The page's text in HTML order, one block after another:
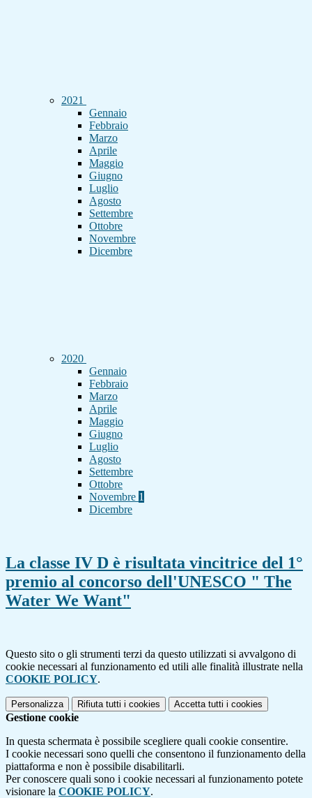
2021
Gennaio
Febbraio
Marzo
Aprile
Maggio
Giugno
Luglio
Agosto
Settembre
Ottobre
Novembre
Dicembre
2020
Gennaio
Febbraio
Marzo
Aprile
Maggio
Giugno
Luglio
Agosto
Settembre
Ottobre
Novembre 1
Dicembre
La classe IV D è risultata vincitrice del 1°
premio al concorso dell'UNESCO " The
Water We Want"
Questo sito o gli strumenti terzi da questo utilizzati si avvalgono di
cookie necessari al funzionamento ed utili alle finalità illustrate nella
COOKIE POLICY.
Personalizza Rifiuta tutti i cookies Accetta tutti i cookies
Gestione cookie
In questa schermata è possibile scegliere quali cookie consentire.
I cookie necessari sono quelli che consentono il funzionamento della
piattaforma e non è possibile disabilitarli.
Per conoscere quali sono i cookie necessari al funzionamento potete
visionare la COOKIE POLICY.